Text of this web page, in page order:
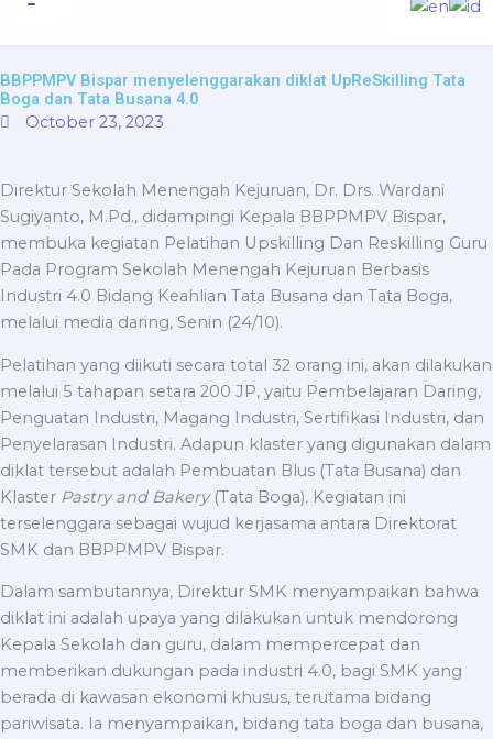
BBPPMPV Bispar menyelenggarakan diklat UpReSkilling Tata
Boga dan Tata Busana 4.0
October 23, 2023
Direktur Sekolah Menengah Kejuruan, Dr. Drs. Wardani
Sugiyanto, M.Pd., didampingi Kepala BBPPMPV Bispar,
membuka kegiatan Pelatihan Upskilling Dan Reskilling Guru
Pada Program Sekolah Menengah Kejuruan Berbasis
Industri 4.0 Bidang Keahlian Tata Busana dan Tata Boga,
melalui media daring, Senin (24/10).
Pelatihan yang diikuti secara total 32 orang ini, akan dilakukan
melalui 5 tahapan setara 200 JP, yaitu Pembelajaran Daring,
Penguatan Industri, Magang Industri, Sertifikasi Industri, dan
Penyelarasan Industri. Adapun klaster yang digunakan dalam
diklat tersebut adalah Pembuatan Blus (Tata Busana) dan
Klaster Pastry and Bakery (Tata Boga). Kegiatan ini
terselenggara sebagai wujud kerjasama antara Direktorat
SMK dan BBPPMPV Bispar.
Dalam sambutannya, Direktur SMK menyampaikan bahwa
diklat ini adalah upaya yang dilakukan untuk mendorong
Kepala Sekolah dan guru, dalam mempercepat dan
memberikan dukungan pada industri 4.0, bagi SMK yang
berada di kawasan ekonomi khusus, terutama bidang
pariwisata. Ia menyampaikan, bidang tata boga dan busana,